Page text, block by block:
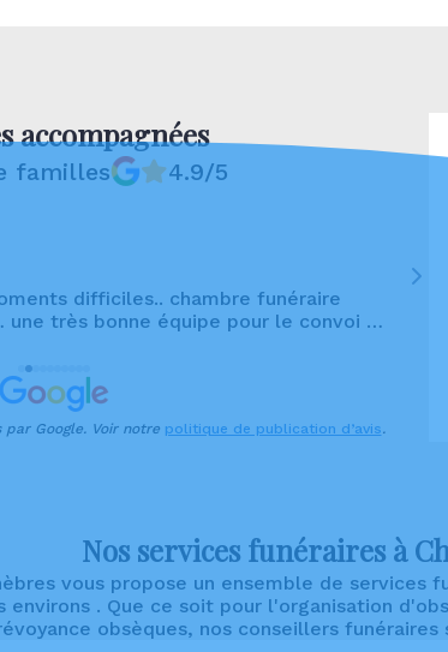
accompagnées
familles 4.9/5
difficiles.. chambre funéraire
très bonne équipe pour le convoi …
Google. Voir notre politique de publication d’avis.
Nos services funéraires à
vous propose un ensemble de
environs . Que ce soit pour l'organisation
obsèques, nos conseillers